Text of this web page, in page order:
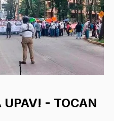
UPAV! - TOCAN